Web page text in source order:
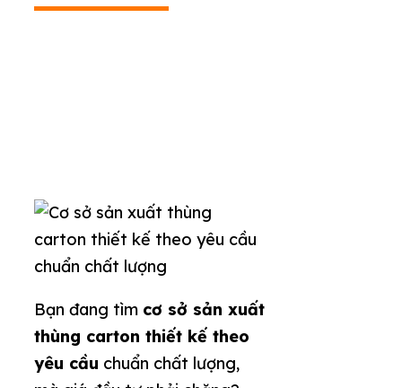
Bạn đang tìm cơ sở sản xuất
thùng carton thiết kế theo
yêu cầu chuẩn chất lượng,